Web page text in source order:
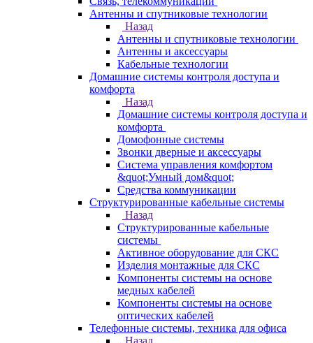
Антенны и спутниковые технологии
Назад
Антенны и спутниковые технологии
Антенны и аксессуары
Кабельные технологии
Домашние системы контроля доступа и
комфорта
Назад
Домашние системы контроля доступа и
комфорта
Домофонные системы
Звонки дверные и аксессуары
Система управления комфортом
&quot;Умный дом&quot;
Средства коммуникации
Структурированные кабельные системы
Назад
Структурированные кабельные
системы
Активное оборудование для СКС
Изделия монтажные для СКС
Компоненты системы на основе
медных кабелей
Компоненты системы на основе
оптических кабелей
Телефонные системы, техника для офиса
Назад